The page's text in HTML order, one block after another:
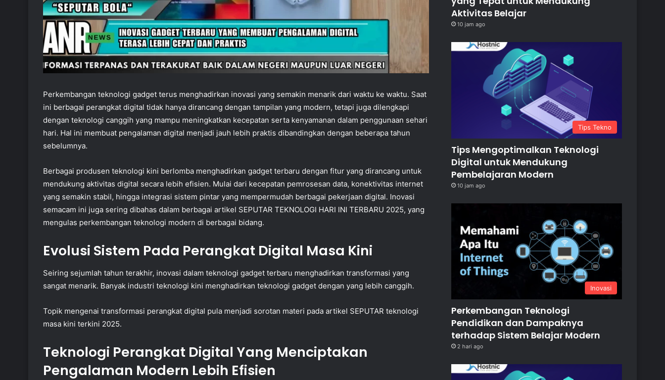
Perkembangan teknologi gadget terus menghadirkan inovasi yang semakin menarik dari waktu ke waktu. Saat
ini berbagai perangkat digital tidak hanya dirancang dengan tampilan yang modern, tetapi juga dilengkapi
dengan teknologi canggih yang mampu meningkatkan kecepatan serta kenyamanan dalam penggunaan sehari
hari. Hal ini membuat pengalaman digital menjadi jauh lebih praktis dibandingkan dengan beberapa tahun
sebelumnya.
Berbagai produsen teknologi kini berlomba menghadirkan gadget terbaru dengan fitur yang dirancang untuk
mendukung aktivitas digital secara lebih efisien. Mulai dari kecepatan pemrosesan data, konektivitas internet
yang semakin stabil, hingga integrasi sistem pintar yang mempermudah berbagai pekerjaan digital. Inovasi
semacam ini juga sering dibahas dalam berbagai artikel SEPUTAR TEKNOLOGI HARI INI TERBARU 2025, yang
mengulas perkembangan teknologi modern di berbagai bidang.
Evolusi Sistem Pada Perangkat Digital Masa Kini
Seiring sejumlah tahun terakhir, inovasi dalam teknologi gadget terbaru menghadirkan transformasi yang
sangat menarik. Banyak industri teknologi kini menghadirkan teknologi gadget dengan yang lebih canggih.
Topik mengenai transformasi perangkat digital pula menjadi sorotan materi pada artikel SEPUTAR teknologi
masa kini terkini 2025.
Teknologi Perangkat Digital Yang Menciptakan
Pengalaman Modern Lebih Efisien
Aktivitas Belajar
10 jam ago
Tips Tekno
Tips Mengoptimalkan Teknologi
Digital untuk Mendukung
Pembelajaran Modern
10 jam ago
Inovasi
Perkembangan Teknologi
Pendidikan dan Dampaknya
terhadap Sistem Belajar Modern
2 hari ago